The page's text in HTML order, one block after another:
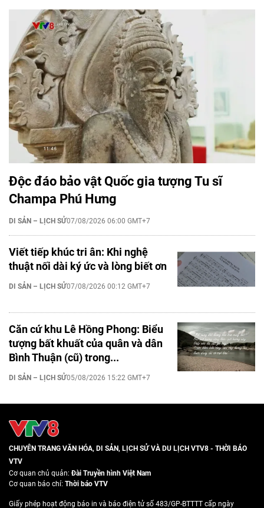
Độc đáo bảo vật Quốc gia tượng Tu sĩ
Champa Phú Hưng
DI SẢN – LỊCH SỬ07/08/2026 06:00 GMT+7
Viết tiếp khúc tri ân: Khi nghệ
thuật nối dài ký ức và lòng biết ơn
DI SẢN – LỊCH SỬ07/08/2026 00:12 GMT+7
Căn cứ khu Lê Hồng Phong: Biểu
tượng bất khuất của quân và dân
Bình Thuận (cũ) trong...
DI SẢN – LỊCH SỬ05/08/2026 15:22 GMT+7
CHUYÊN TRANG VĂN HÓA, DI SẢN, LỊCH SỬ VÀ DU LỊCH VTV8 - THỜI BÁO
VTV
Cơ quan chủ quản:Đài Truyền hình Việt Nam
Cơ quan báo chí: Thời báo VTV
Giấy phép hoạt động báo in và báo điện tử số 483/GP-BTTTT cấp ngày